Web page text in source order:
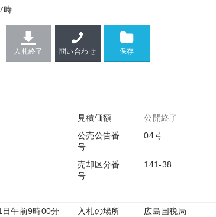
時
入札終了 問い合わせ
見積価額
公開終了
公売公告番
号
04号
売却区分番
号
141-38
午前9時00分
入札の場所 広島国税局